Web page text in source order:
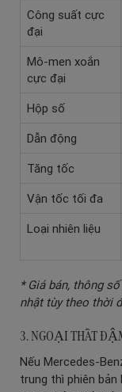
Công suất cực
đại
Mô-men xoắn
cực đại
Hộp số
Dẫn động
Tăng tốc
Vận tốc tối đa
Loại nhiên liệu
* Giá bán, thông
nhật tùy theo thời
3. NGOẠI THẤT
Nếu Mercedes-
trung thì phiên bản